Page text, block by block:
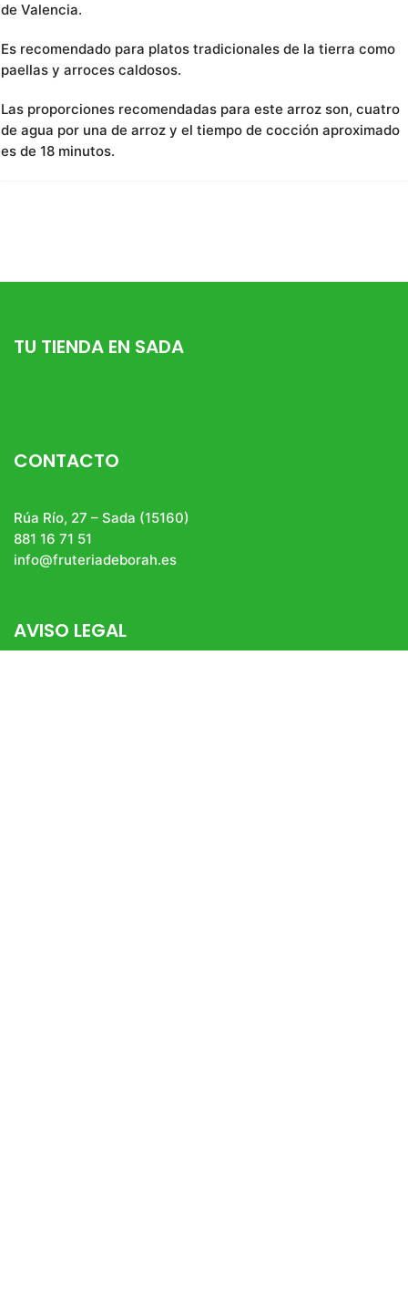
de Valencia.
Es recomendado para platos tradicionales de la tierra como
paellas y arroces caldosos.
Las proporciones recomendadas para este arroz son, cuatro
de agua por una de arroz y el tiempo de cocción aproximado
es de 18 minutos.
TU TIENDA EN SADA
CONTACTO
Rúa Río, 27 – Sada (15160)
881 16 71 51
info@fruteriadeborah.es
AVISO LEGAL